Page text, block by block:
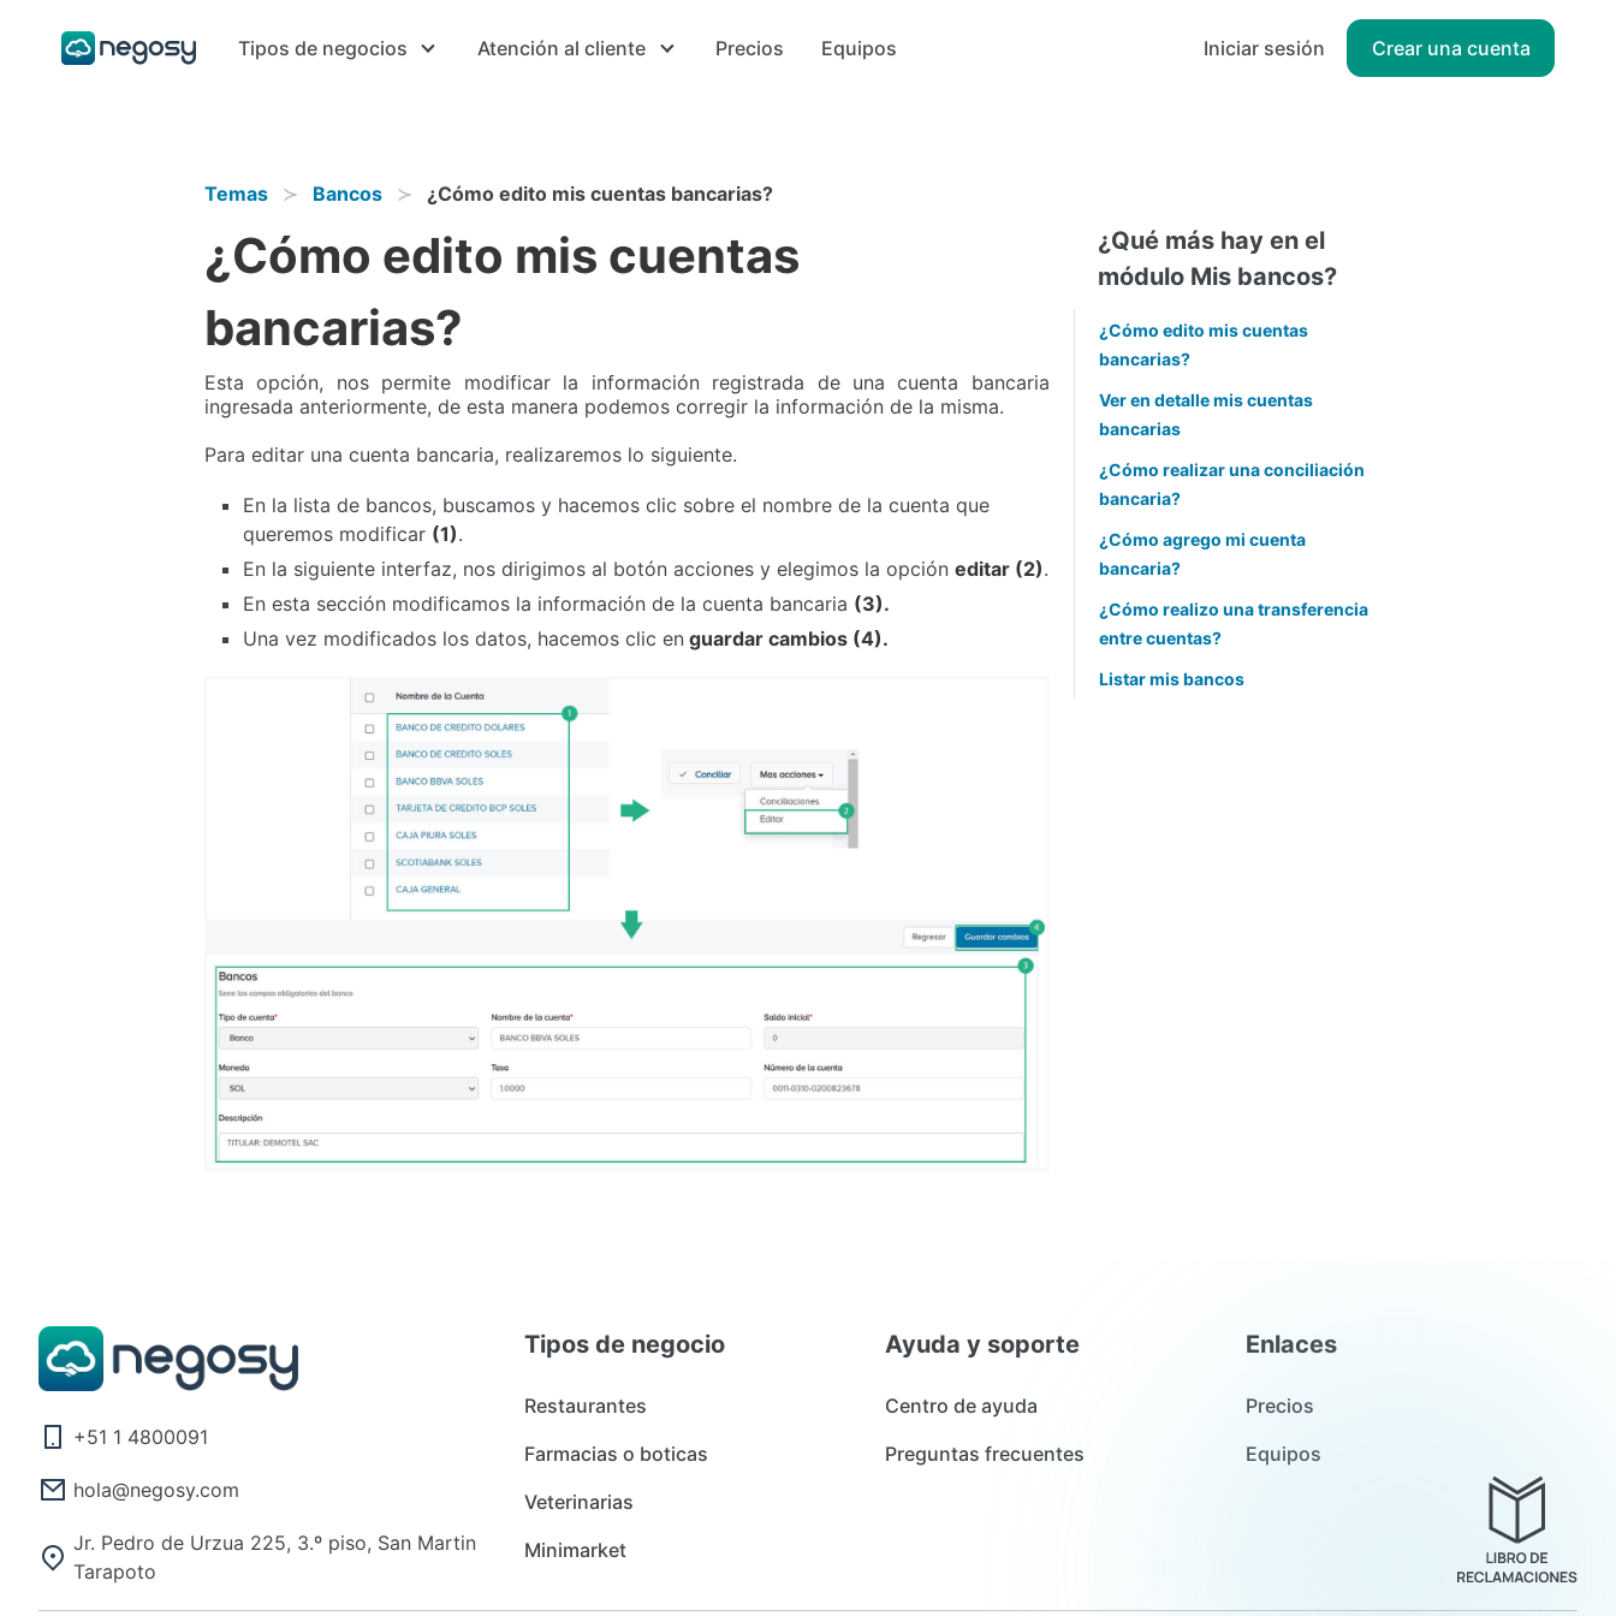
Tipos de negocios Atención al cliente Precios Equipos Iniciar sesión Crear una cuenta
Temas Bancos ¿Cómo edito mis cuentas bancarias?
¿Cómo edito mis cuentas
bancarias?
Esta opción, nos permite modificar la información registrada de una cuenta bancaria
ingresada anteriormente, de esta manera podemos corregir la información de la misma.
Para editar una cuenta bancaria, realizaremos lo siguiente.
En la lista de bancos, buscamos y hacemos clic sobre el nombre de la cuenta que
queremos modificar (1).
En la siguiente interfaz, nos dirigimos al botón acciones y elegimos la opción editar (2).
En esta sección modificamos la información de la cuenta bancaria (3).
Una vez modificados los datos, hacemos clic en guardar cambios (4).
¿Qué más hay en el
módulo Mis bancos?
¿Cómo edito mis cuentas
bancarias?
Ver en detalle mis cuentas
bancarias
¿Cómo realizar una conciliación
bancaria?
¿Cómo agrego mi cuenta
bancaria?
¿Cómo realizo una transferencia
entre cuentas?
Listar mis bancos
+51 1 4800091
hola@negosy.com
Jr. Pedro de Urzua 225, 3.º piso, San Martin
Tarapoto
Tipos de negocio
Restaurantes
Farmacias o boticas
Veterinarias
Minimarket
Ayuda y soporte
Centro de ayuda
Preguntas frecuentes
Enlaces
Precios
Equipos